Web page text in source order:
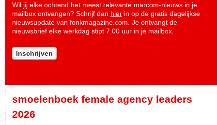
Wil jij elke ochtend het meest relevante marcom-nieuws in je
mailbox ontvangen? Schrijf dan hier in op de gratis dagelijkse
nieuwsupdate van fonkmagazine.com. Je ontvangt de
nieuwsbrief elke werkdag stipt 7.00 uur in je mailbox.
Inschrijven
smoelenboek female agency leaders
2026